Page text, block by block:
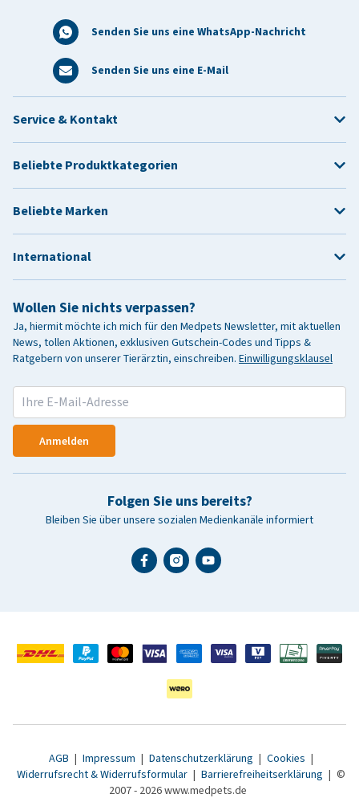
Senden Sie uns eine WhatsApp-Nachricht
Senden Sie uns eine E-Mail
Wollen Sie nichts verpassen?
Ja, hiermit möchte ich mich für den Medpets Newsletter, mit aktuellen
News, tollen Aktionen, exklusiven Gutschein-Codes und Tipps &
Ratgebern von unserer Tierärztin, einschreiben. Einwilligungsklausel
Anmelden
Folgen Sie uns bereits?
Bleiben Sie über unsere sozialen Medienkanäle informiert
Service & Kontakt
Beliebte Produktkategorien
Beliebte Marken
International
AGB | Impressum | Datenschutzerklärung | Cookies |
Widerrufsrecht & Widerrufsformular | Barrierefreiheitserklärung | ©
2007 - 2026 www.medpets.de